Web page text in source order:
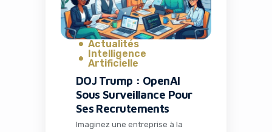
fiction : c’est le […]
Actualités
Intelligence
Artificielle
DOJ Trump : OpenAI
Sous Surveillance Pour
Ses Recrutements
Imaginez une entreprise à la